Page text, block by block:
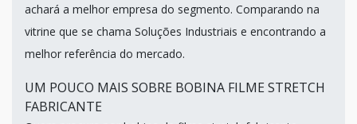
achará a melhor empresa do segmento. Comparando na
vitrine que se chama Soluções Industriais e encontrando a
melhor referência do mercado.
UM POUCO MAIS SOBRE BOBINA FILME STRETCH
FABRICANTE